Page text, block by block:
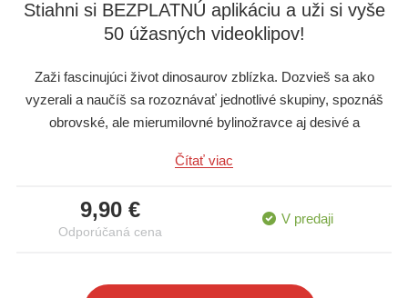
Stiahni si BEZPLATNÚ aplikáciu a uži si vyše
50 úžasných videoklipov!
Zaži fascinujúci život dinosaurov zblízka. Dozvieš sa ako
vyzerali a naučíš sa rozoznávať jednotlivé skupiny, spoznáš
obrovské, ale mierumilovné bylinožravce aj desivé a
ich vyhynutia a ešte oveľa viac. Použi aplikáciu na sledovanie
Čítať viac
9,90 €
Odporúčaná cena
V predaji